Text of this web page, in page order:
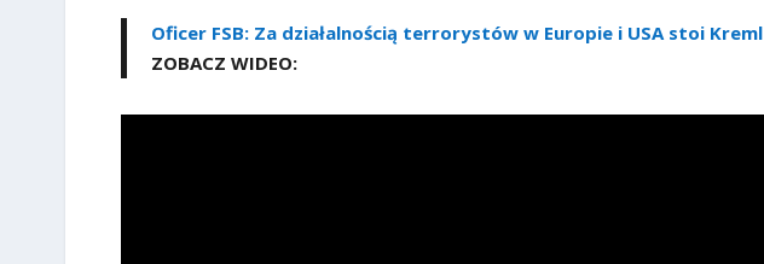
Oficer FSB: Za działalnością terrorystów w Europie i USA stoi Kreml
ZOBACZ WIDEO: